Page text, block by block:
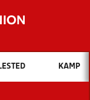
vil du søge efter?
NYHEDER
KAMP